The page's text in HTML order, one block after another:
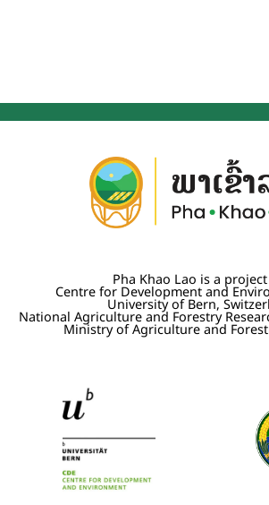
Pha Khao Lao is a
Centre for Development and
University of Bern,
National Agriculture and Forestry
Ministry of Agriculture and